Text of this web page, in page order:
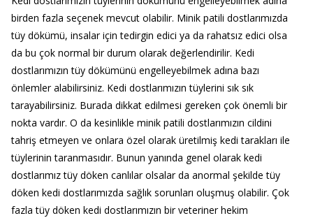
birden fazla seçenek mevcut olabilir. Minik patili dostlarımızda
tüy dökümü, insalar için tedirgin edici ya da rahatsız edici olsa
da bu çok normal bir durum olarak değerlendirilir. Kedi
dostlarımızın tüy dökümünü engelleyebilmek adına bazı
önlemler alabilirsiniz. Kedi dostlarımızın tüylerini sık sık
tarayabilirsiniz. Burada dikkat edilmesi gereken çok önemli bir
nokta vardır. O da kesinlikle minik patili dostlarımızın cildini
tahriş etmeyen ve onlara özel olarak üretilmiş kedi tarakları ile
tüylerinin taranmasıdır. Bunun yanında genel olarak kedi
dostlarımız tüy döken canlılar olsalar da anormal şekilde tüy
döken kedi dostlarımızda sağlık sorunları oluşmuş olabilir. Çok
fazla tüy döken kedi dostlarımızın bir veteriner hekim